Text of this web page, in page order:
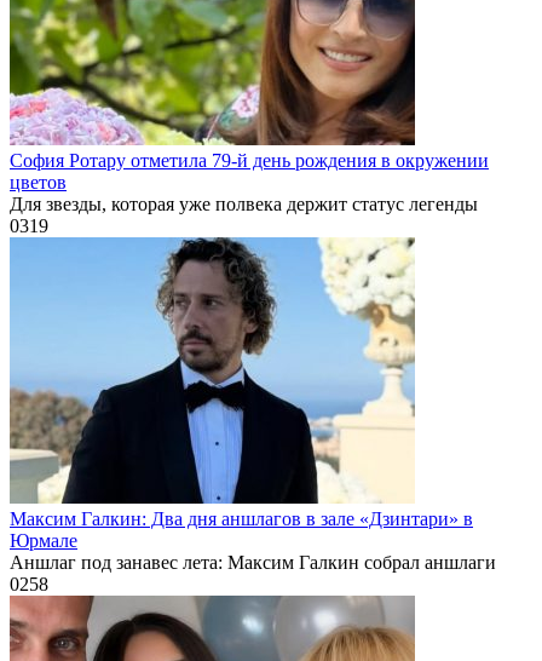
София Ротару отметила 79-й день рождения в окружении
цветов
Для звезды, которая уже полвека держит статус легенды
0319
Максим Галкин: Два дня аншлагов в зале «Дзинтари» в
Юрмале
Аншлаг под занавес лета: Максим Галкин собрал аншлаги
0258